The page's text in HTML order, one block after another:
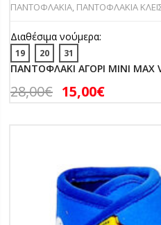
ΠΑΝΤΟΦΛΑΚΙΑ, ΠΑΝΤΟΦΛΑΚΙΑ
Διαθέσιμα νούμερα:
19 20 31
ΠΑΝΤΟΦΛΑΚΙ ΑΓΟΡΙ MINI MAX
28,00€ 15,00€